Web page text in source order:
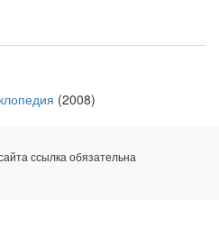
(2008)
ссылка обязательна